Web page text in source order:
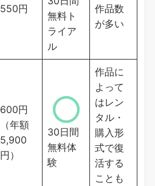
550円
無料ト
ライア
ル
作品数
が多い
600円
（年額
5,900
円）
30日間
無料体
験
作品に
よって
はレン
タル・
購入形
式で復
活する
ことも